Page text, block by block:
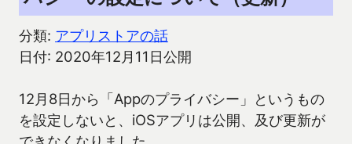
分類: アプリストアの話
日付: 2020年12月11日公開
12月8日から「Appのプライバシー」というもの
を設定しないと、iOSアプリは公開、及び更新が